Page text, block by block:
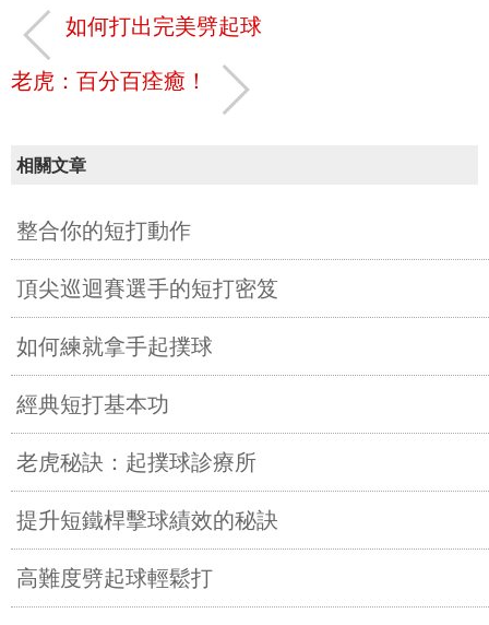
如何打出完美劈起球
老虎：百分百痊癒！
相關文章
整合你的短打動作
頂尖巡迴賽選手的短打密笈
如何練就拿手起撲球
經典短打基本功
老虎秘訣：起撲球診療所
提升短鐵桿擊球績效的秘訣
高難度劈起球輕鬆打